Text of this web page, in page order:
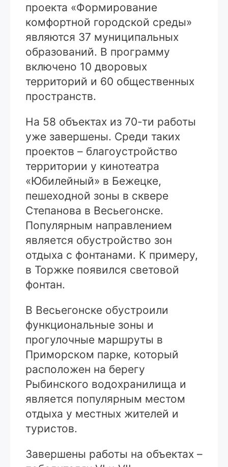
проекта «Формирование
комфортной городской среды»
являются 37 муниципальных
образований. В программу
включено 10 дворовых
территорий и 60 общественных
пространств.
На 58 объектах из 70-ти работы
уже завершены. Среди таких
проектов – благоустройство
территории у кинотеатра
«Юбилейный» в Бежецке,
пешеходной зоны в сквере
Степанова в Весьегонске.
Популярным направлением
является обустройство зон
отдыха с фонтанами. К примеру,
в Торжке появился световой
фонтан.
В Весьегонске обустроили
функциональные зоны и
прогулочные маршруты в
Приморском парке, который
расположен на берегу
Рыбинского водохранилища и
является популярным местом
отдыха у местных жителей и
туристов.
Завершены работы на объектах –